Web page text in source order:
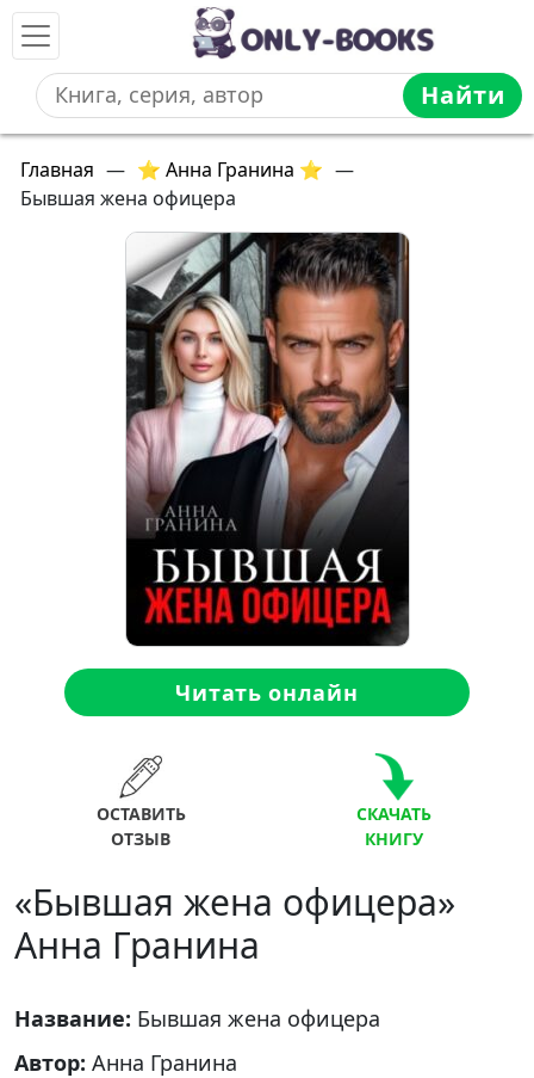
Найти
Главная — ⭐ Анна Гранина ⭐ —
Бывшая жена офицера
Читать онлайн
ОСТАВИТЬ
ОТЗЫВ
СКАЧАТЬ
КНИГУ
«Бывшая жена офицера»
Анна Гранина
Название: Бывшая жена офицера
Автор: Анна Гранина